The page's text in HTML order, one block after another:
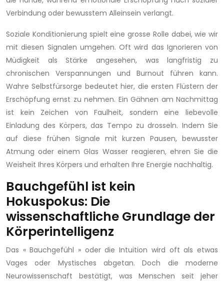
Verbindung oder bewusstem Alleinsein verlangt.
Soziale Konditionierung spielt eine grosse Rolle dabei, wie wir
mit diesen Signalen umgehen. Oft wird das Ignorieren von
Müdigkeit als Stärke angesehen, was langfristig zu
chronischen Verspannungen und Burnout führen kann.
Wahre Selbstfürsorge bedeutet hier, die ersten Flüstern der
Erschöpfung ernst zu nehmen. Ein Gähnen am Nachmittag
ist kein Zeichen von Faulheit, sondern eine liebevolle
Einladung des Körpers, das Tempo zu drosseln. Indem Sie
auf diese frühen Signale mit kurzen Pausen, bewusster
Atmung oder einem Glas Wasser reagieren, ehren Sie die
Weisheit Ihres Körpers und erhalten Ihre Energie nachhaltig.
Bauchgefühl ist kein
Hokuspokus: Die
wissenschaftliche Grundlage der
Körperintelligenz
Das « Bauchgefühl » oder die Intuition wird oft als etwas
Vages oder Mystisches abgetan. Doch die moderne
Neurowissenschaft bestätigt, was Menschen seit jeher